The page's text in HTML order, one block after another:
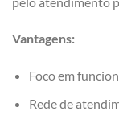
Vantagens:
Foco em
Rede de